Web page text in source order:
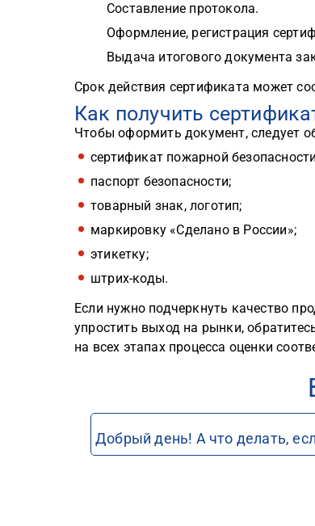
Составление протокола.
Оформление, регистрация
Выдача итогового документа
Срок действия сертификата может
Как получить
Чтобы оформить документ, следует
сертификат пожарной
паспорт безопасности;
товарный знак, логотип;
маркировку «Сделано в России»;
этикетку;
штрих-коды.
Если нужно подчеркнуть качество
упростить выход на рынки,
на всех этапах процесса оценки
Добрый день! А что делать,